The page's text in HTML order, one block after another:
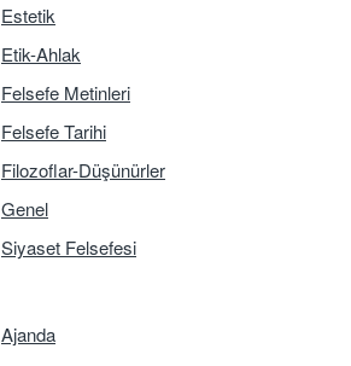
Estetik
Etik-Ahlak
Felsefe Metinleri
Felsefe Tarihi
Filozoflar-Düşünürler
Genel
Siyaset Felsefesi
Ajanda